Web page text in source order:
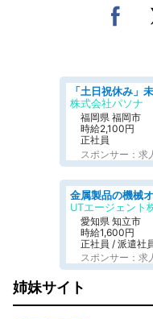
株式会社パソナ
福岡県 福岡市
時給2,100円
正社員
スポンサー：求
UTエージェント
愛知県 知立市
時給1,600円
正社員 / 派遣社
スポンサー：求
姉妹サイト